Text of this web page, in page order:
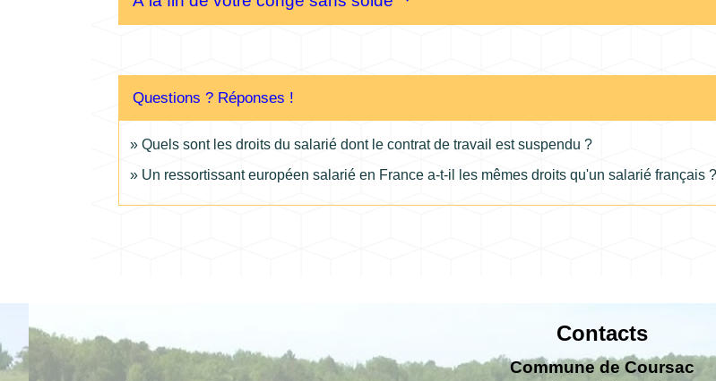
Questions ? Réponses !
Quels sont les droits du salarié dont le contrat de travail est suspendu ?
Un ressortissant européen salarié en France a-t-il les mêmes droits qu'un salarié français ?
Contacts
Commune de Coursac